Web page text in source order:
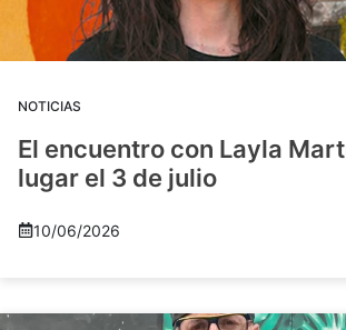
NOTICIAS
El encuentro con Layla
lugar el 3 de julio
10/06/2026